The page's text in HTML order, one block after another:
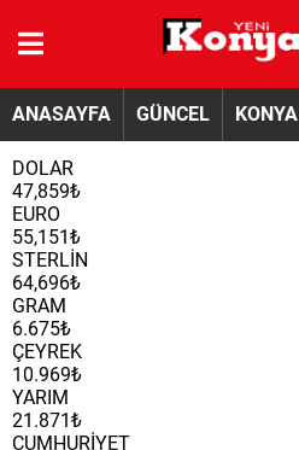
ANASAYFA GÜNCEL KONYA
DOLAR
47,859₺
EURO
55,151₺
STERLİN
64,696₺
GRAM
6.675₺
ÇEYREK
10.969₺
YARIM
21.871₺
CUMHURİYET